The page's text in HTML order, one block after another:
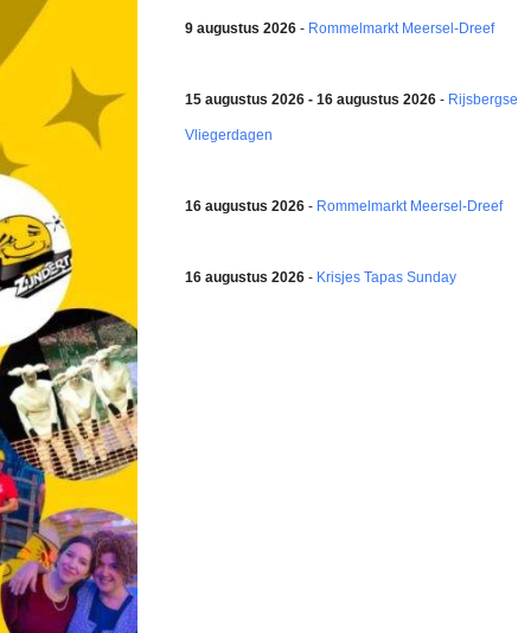
9 augustus 2026- Rommelmarkt Meersel-Dreef
15 augustus 2026 - 16 augustus 2026- Rijsbergse
Vliegerdagen
16 augustus 2026- Rommelmarkt Meersel-Dreef
16 augustus 2026- Krisjes Tapas Sunday